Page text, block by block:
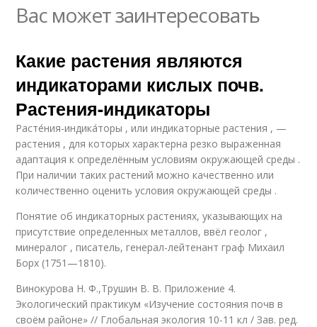
Вас может заинтересовать
Какие растения являются
индикаторами кислых почв.
Растения-индикаторы
Расте́ния-индика́торы , или индикаторные растения , —
растения , для которых характерна резко выраженная
адаптация к определённым условиям окружающей среды .
При наличии таких растений можно качественно или
количественно оценить условия окружающей среды .
Понятие об индикаторных растениях, указывающих на
присутствие определенных металлов, ввёл геолог ,
минералог , писатель, генерал-лейтенант граф Михаил
Борх (1751—1810).
Винокурова Н. Ф.,Трушин В. В. Приложение 4.
Экологический практикум «Изучение состояния почв в
своём районе» // Глобальная экология 10-11 кл / Зав. ред.